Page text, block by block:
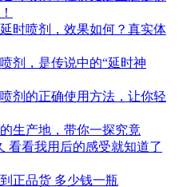
时喷剂，效果如何？真实体
剂，是传说中的“延时神
剂的正确使用方法，让你轻
生产地，带你一探究竟
看看我用后的感受就知道了
正品货 多少钱一瓶